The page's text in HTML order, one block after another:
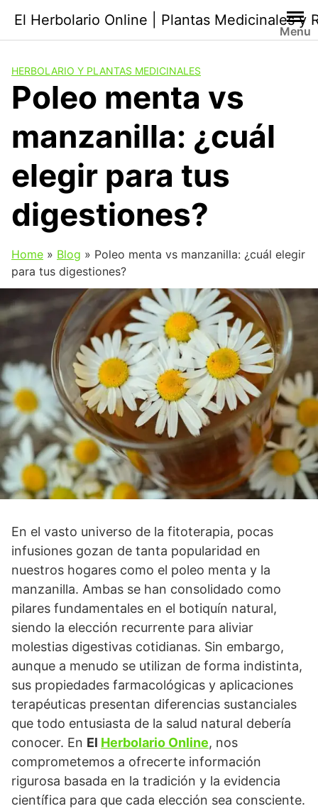
contenido
El Herbolario Online | Plantas Medicinales y
Menu
HERBOLARIO Y PLANTAS MEDICINALES
Poleo menta vs
manzanilla: ¿cuál
elegir para tus
digestiones?
Home » Blog » Poleo menta vs manzanilla: ¿cuál elegir
para tus digestiones?
En el vasto universo de la fitoterapia, pocas
infusiones gozan de tanta popularidad en
nuestros hogares como el poleo menta y la
manzanilla. Ambas se han consolidado como
pilares fundamentales en el botiquín natural,
siendo la elección recurrente para aliviar
molestias digestivas cotidianas. Sin embargo,
aunque a menudo se utilizan de forma indistinta,
sus propiedades farmacológicas y aplicaciones
terapéuticas presentan diferencias sustanciales
que todo entusiasta de la salud natural debería
conocer. En El Herbolario Online, nos
comprometemos a ofrecerte información
rigurosa basada en la tradición y la evidencia
científica para que cada elección sea consciente.